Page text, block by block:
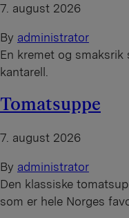
7. august 2026
By administrator
En kremet og
kantarell.
Tomatsuppe
7. august 2026
By administrator
Den klassiske
som er hele Norges